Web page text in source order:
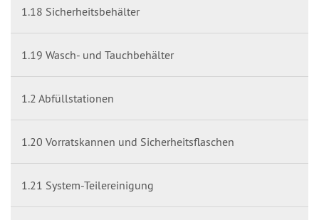
1.18 Sicherheitsbehälter
1.19 Wasch- und Tauchbehälter
1.2 Abfüllstationen
1.20 Vorratskannen und Sicherheitsflaschen
1.21 System-Teilereinigung